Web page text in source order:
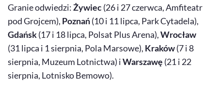
Granie odwiedzi:Żywiec(26 i 27 czerwca, Amfiteatr
pod Grojcem), Poznań(10 i 11 lipca, Park Cytadela),
Gdańsk(17 i 18 lipca, Polsat Plus Arena),Wrocław
(31 lipca i 1 sierpnia, Pola Marsowe), Kraków(7 i 8
sierpnia, Muzeum Lotnictwa) iWarszawę (21 i 22
sierpnia, Lotnisko Bemowo).